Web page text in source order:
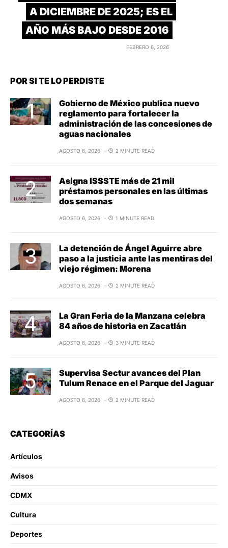
A DICIEMBRE DE 2025; ES EL
AÑO MÁS BAJO DESDE 2016
FEBRERO 6, 2026
POR SI TE LO PERDISTE
Gobierno de México publica nuevo
reglamento para fortalecer la
administración de las concesiones de
aguas nacionales
AGOSTO 6, 2026 2 MINUTE READ
Asigna ISSSTE más de 21 mil
préstamos personales en las últimas
dos semanas
AGOSTO 6, 2026 1 MINUTE READ
La detención de Ángel Aguirre abre
paso a la justicia ante las mentiras del
viejo régimen: Morena
AGOSTO 6, 2026 2 MINUTE READ
La Gran Feria de la Manzana celebra
84 años de historia en Zacatlán
AGOSTO 6, 2026 3 MINUTE READ
Supervisa Sectur avances del Plan
Tulum Renace en el Parque del Jaguar
AGOSTO 6, 2026 2 MINUTE READ
CATEGORÍAS
Artículos
Avisos
CDMX
Cultura
Deportes